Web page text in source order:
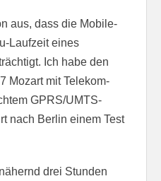
aus, dass die Mobile-
Laufzeit eines
Ich habe den
Mozart mit Telekom-
GPRS/UMTS-
nach Berlin einem Test
drei Stunden